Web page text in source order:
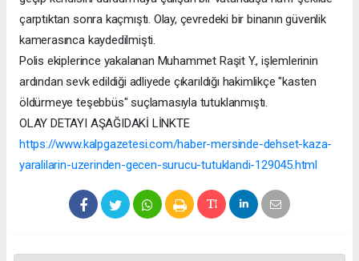
çarptıktan sonra kaçmıştı. Olay, çevredeki bir binanın güvenlik
kamerasınca kaydedilmişti.
Polis ekiplerince yakalanan Muhammet Raşit Y., işlemlerinin
ardından sevk edildiği adliyede çıkarıldığı hakimlikçe "kasten
öldürmeye teşebbüs" suçlamasıyla tutuklanmıştı.
OLAY DETAYI AŞAĞIDAKİ LİNKTE
https://www.kalpgazetesi.com/haber-mersinde-dehset-kaza-
yaralilarin-uzerinden-gecen-surucu-tutuklandi-129045.html